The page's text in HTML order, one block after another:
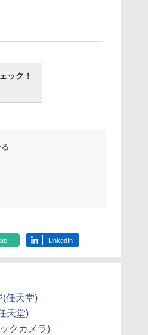
ック！
LinkedIn
(任天堂)
天堂)
クカメラ)